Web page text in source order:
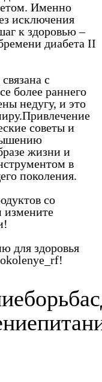
Именно
исключения
к здоровью –
диабета II
с
более раннего
недугу, и это
советы и
жизни и
в
поколения.
со
измените
для здоровья